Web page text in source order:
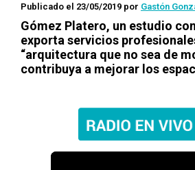
Publicado el 23/05/2019 por Gastón
Gómez Platero, un estudio
exporta servicios
“arquitectura que no sea de
contribuya a mejorar los